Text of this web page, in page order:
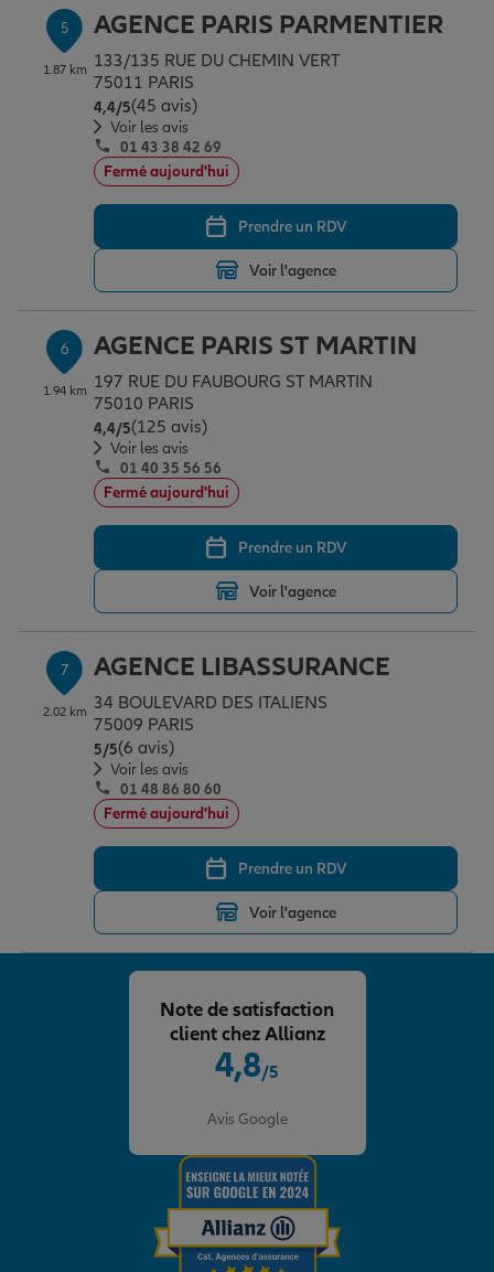
5
1.87 km
AGENCE PARIS PARMENTIER
133/135 RUE DU CHEMIN VERT
75011 PARIS
4,4/5Note de 4.4 sur 5
(45 avis)
Voir les avis
01 43 38 42 69
Fermé aujourd'hui
Prendre un RDV
Voir l'agence
6
1.94 km
AGENCE PARIS ST MARTIN
197 RUE DU FAUBOURG ST MARTIN
75010 PARIS
4,4/5Note de 4.4 sur 5
(125 avis)
Voir les avis
01 40 35 56 56
Fermé aujourd'hui
Prendre un RDV
Voir l'agence
7
2.02 km
AGENCE LIBASSURANCE
34 BOULEVARD DES ITALIENS
75009 PARIS
5/5Note de 5 sur 5
(6 avis)
Voir les avis
01 48 86 80 60
Fermé aujourd'hui
Prendre un RDV
Voir l'agence
4,8/5
Avis Google
Note de satisfaction
client chez Allianz